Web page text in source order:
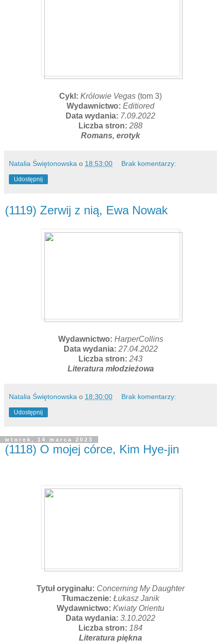
Cykl: Królowie Vegas (tom 3)
Wydawnictwo: Editiored
Data wydania: 7.09.2022
Liczba stron: 288
Romans, erotyk
Natalia Świętonowska o 18:53:00 Brak komentarzy:
Udostępnij
(1119) Zerwij z nią, Ewa Nowak
Wydawnictwo: HarperCollins
Data wydania: 27.04.2022
Liczba stron: 243
Literatura młodzieżowa
Natalia Świętonowska o 18:30:00 Brak komentarzy:
Udostępnij
wtorek, 14 marca 2023
(1118) O mojej córce, Kim Hye-jin
Tytuł oryginału: Concerning My Daughter
Tłumaczenie: Łukasz Janik
Wydawnictwo: Kwiaty Orientu
Data wydania: 3.10.2022
Liczba stron: 184
Literatura piękna